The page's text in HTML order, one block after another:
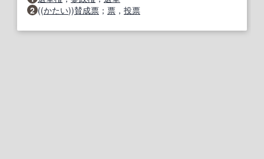
2 ((かたい))賛成票 ； 票 ， 投票